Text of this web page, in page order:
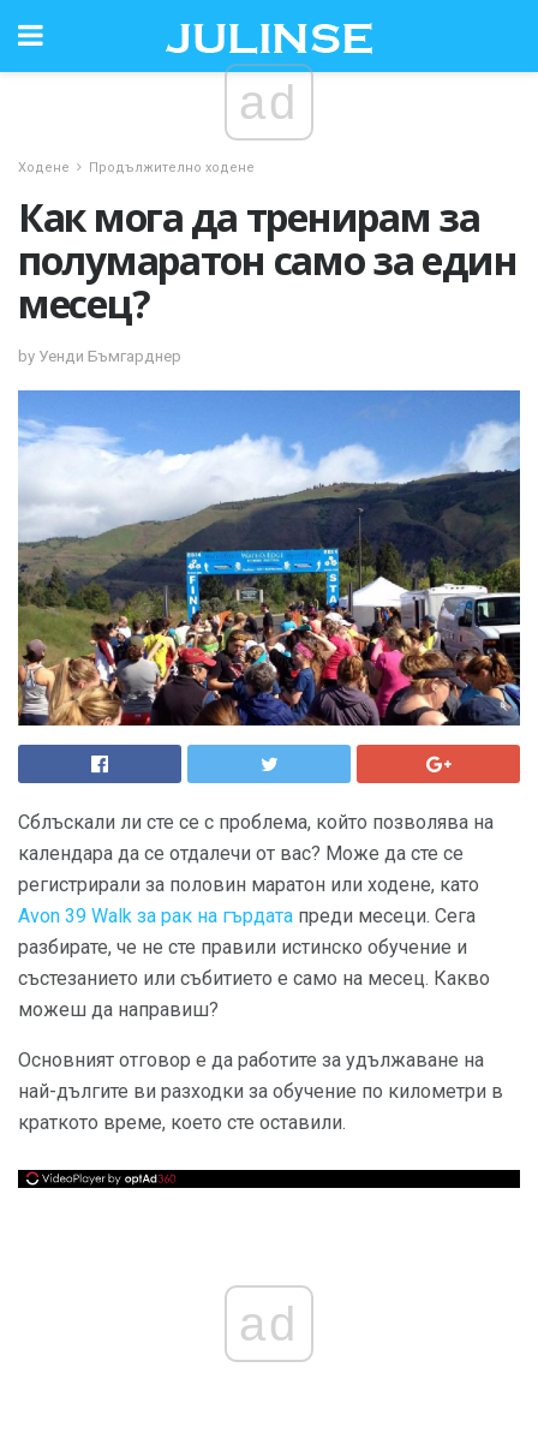
ad
Ходене Продължително ходене
Как мога да тренирам за
полумаратон само за един
месец?
by Уенди Бъмгарднер
Сблъскали ли сте се с проблема, който позволява на
календара да се отдалечи от вас? Може да сте се
регистрирали за половин маратон или ходене, като
Avon 39 Walk за рак на гърдата преди месеци. Сега
разбирате, че не сте правили истинско обучение и
състезанието или събитието е само на месец. Какво
можеш да направиш?
Основният отговор е да работите за удължаване на
най-дългите ви разходки за обучение по километри в
краткото време, което сте оставили.
ad